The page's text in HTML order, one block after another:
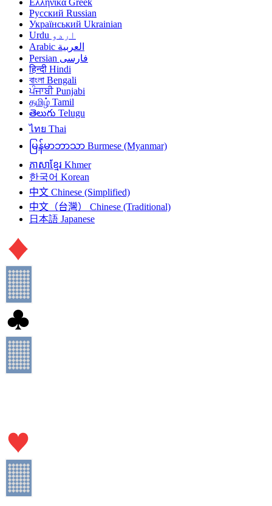
Ελληνικά Greek
Русский Russian
Український Ukrainian
اردو Urdu
العربية Arabic
فارسی Persian
हिन्दी Hindi
বাংলা Bengali
ਪੰਜਾਬੀ Punjabi
தமிழ் Tamil
తెలుగు Telugu
ไทย Thai
မြန်မာဘာသာ Burmese (Myanmar)
ភាសាខ្មែរ Khmer
한국어 Korean
中文 Chinese (Simplified)
中文（台灣）
Chinese (Traditional)
日本語 Japanese